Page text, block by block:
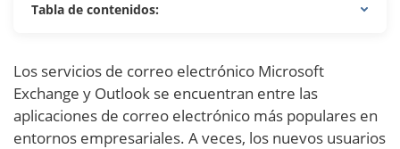
Tabla de contenidos:
Los servicios de correo electrónico Microsoft
Exchange y Outlook se encuentran entre las
aplicaciones de correo electrónico más populares en
entornos empresariales. A veces, los nuevos usuarios